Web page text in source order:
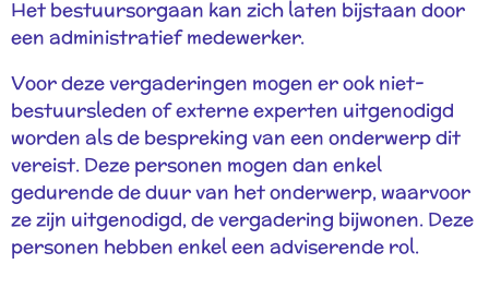
Het bestuursorgaan kan zich laten bijstaan door
een administratief medewerker.
Voor deze vergaderingen mogen er ook niet-
bestuursleden of externe experten uitgenodigd
worden als de bespreking van een onderwerp dit
vereist. Deze personen mogen dan enkel
gedurende de duur van het onderwerp, waarvoor
ze zijn uitgenodigd, de vergadering bijwonen. Deze
personen hebben enkel een adviserende rol.